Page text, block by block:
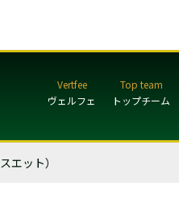
ヴェルフェ トップチーム
エット）